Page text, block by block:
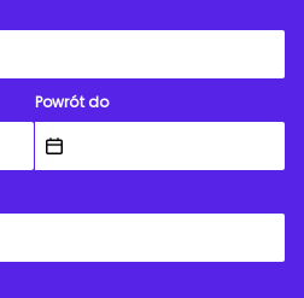
Powrót do